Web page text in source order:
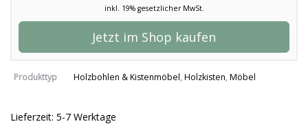
inkl. 19% gesetzlicher MwSt.
Jetzt im Shop kaufen
Produkttyp Holzbohlen & Kistenmöbel, Holzkisten, Möbel
Lieferzeit: 5-7 Werktage